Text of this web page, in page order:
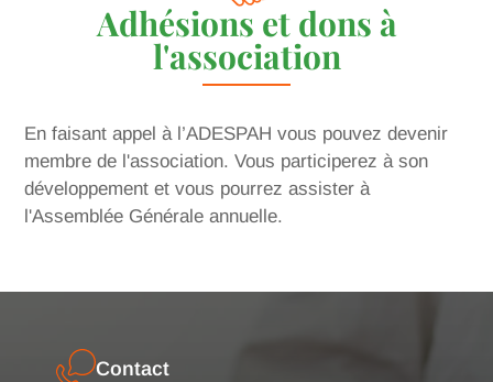
Adhésions et dons à
l'association
En faisant appel à l’ADESPAH vous pouvez devenir
membre de l'association. Vous participerez à son
développement et vous pourrez assister à
l'Assemblée Générale annuelle.
Contact